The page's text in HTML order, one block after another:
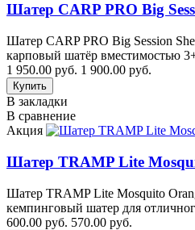
Шатер CARP PRO Big
Шатер CARP PRO Big Session
карповый шатёр вместимостью
1 950.00 руб. 1 900.00 руб.
В закладки
В сравнение
Акция
Шатер TRAMP Lite
Шатер TRAMP Lite Mosquito
кемпинговый шатер для
600.00 руб. 570.00 руб.